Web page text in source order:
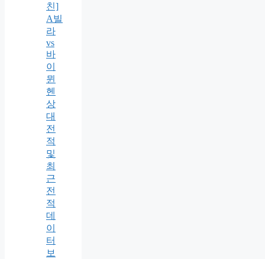
친]
A빌
라
vs
바
이
뮌
헨
상
대
전
적
및
최
근
전
적
데
이
터
보